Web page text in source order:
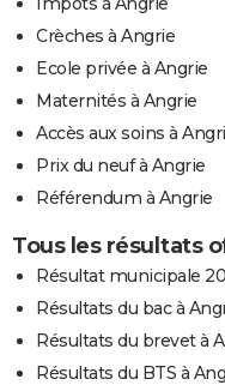
Crèches à Angrie
Ecole privée à Angrie
Maternités à Angrie
Accès aux soins à
Prix du neuf à Angrie
Référendum à Angrie
Tous les résultats
Résultat municipale
Résultats du bac à
Résultats du brevet à
Résultats du BTS à